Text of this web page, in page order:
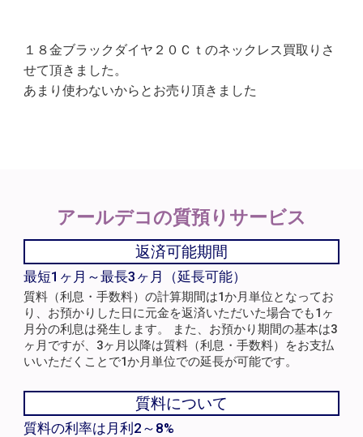
１８金ブラックダイヤ２０Ｃｔのネックレス買取りさ
せて頂きました。
あまり使わないからとお売り頂きました
アールデコの質預りサービス
返済可能期間
最短1ヶ月～最長3ヶ月（延長可能）
質料（利息・手数料）の計算期間は1か月単位となってお
り、お預かりした日に元金を返済いただいた場合でも1ヶ
月分の利息は発生します。 また、お預かり期間の基本は3
ヶ月ですが、3ヶ月以降は質料（利息・手数料）をお支払
いいただくことで1か月単位での延長が可能です。
質料について
質料の利率は月利2～8%